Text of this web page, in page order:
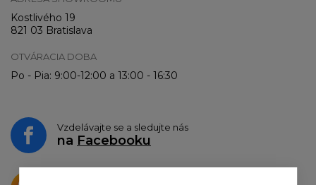
Kostlivého 19
821 03 Bratislava
OTVÁRACIA DOBA
Po - Pia: 9:00-12:00 a 13:00 - 16:30
Vzdelávajte se a sledujte nás
na Facebooku